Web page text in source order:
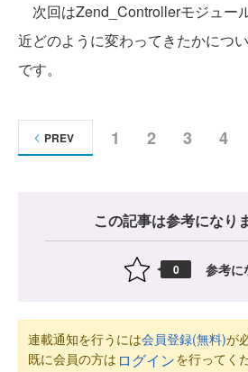
次回はZend_Controllerモジュー
近どのように変わってきたかにつ
です。
1 2 3 4
PREV
この記事は参考になり
0 参考に
連載通知を行うには会員登録(無料)が
既に会員の方は ログインを行ってく